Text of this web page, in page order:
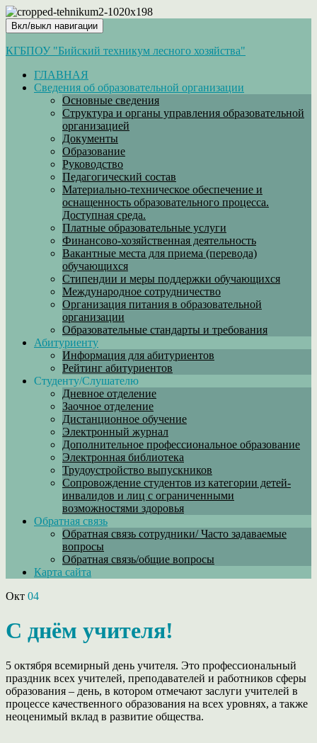
Вкл/выкл навигации
КГБПОУ "Бийский техникум лесного хозяйства"
ГЛАВНАЯ
Сведения об образовательной организации
Основные сведения
Структура и органы управления образовательной
организацией
Документы
Образование
Руководство
Педагогический состав
Материально-техническое обеспечение и
оснащенность образовательного процесса.
Доступная среда.
Платные образовательные услуги
Финансово-хозяйственная деятельность
Вакантные места для приема (перевода)
обучающихся
Стипендии и меры поддержки обучающихся
Международное сотрудничество
Организация питания в образовательной
организации
Образовательные стандарты и требования
Абитуриенту
Информация для абитуриентов
Рейтинг абитуриентов
Студенту/Слушателю
Дневное отделение
Заочное отделение
Дистанционное обучение
Электронный журнал
Дополнительное профессиональное образование
Электронная библиотека
Трудоустройство выпускников
Сопровождение студентов из категории детей-
инвалидов и лиц с ограниченными
возможностями здоровья
Обратная связь
Обратная связь сотрудники/ Часто задаваемые
вопросы
Обратная связь/общие вопросы
Карта сайта
Окт 04
С днём учителя!
5 октября всемирный день учителя. Это профессиональный
праздник всех учителей, преподавателей и работников сферы
образования – день, в котором отмечают заслуги учителей в
процессе качественного образования на всех уровнях, а также
неоценимый вклад в развитие общества.